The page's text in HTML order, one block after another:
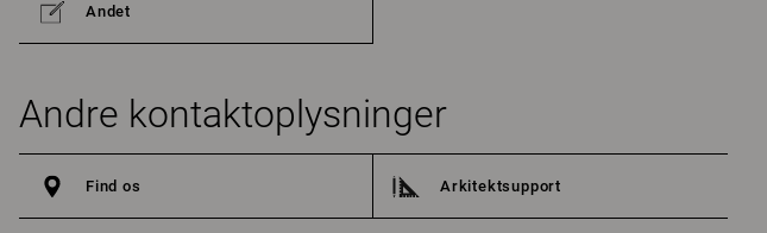
Andet
Andre kontaktoplysninger
Find os Arkitektsupport